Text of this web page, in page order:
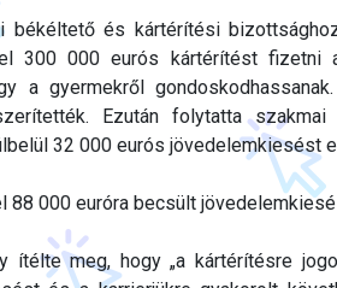
békéltető és kártérítési
300 000 eurós kártérítést fizetni
a gyermekről
Ezután folytatta
32 000 eurós jövedelemkiesést
88 000 euróra becsült
ítélte meg, hogy „a kártérítésre